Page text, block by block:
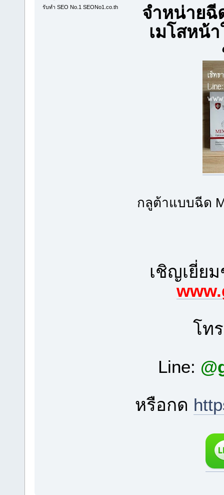
รับทำ SEO No.1 SEONo1.co.th
จำหน่ายฉี
เมโสหน้
กลูต้าแบบฉีด
เชิญเยี่ย
โท
Line:
หรือกด